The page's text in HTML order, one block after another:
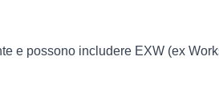
e possono includere EXW (ex